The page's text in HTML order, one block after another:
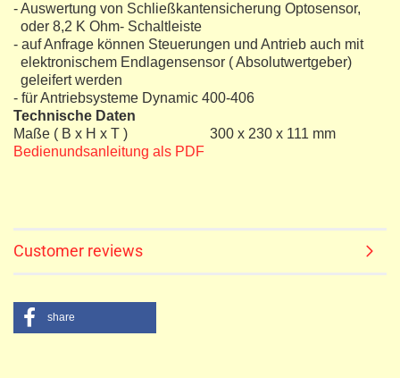
- Auswertung von Schließkantensicherung Optosensor,
oder 8,2 K Ohm- Schaltleiste
- auf Anfrage können Steuerungen und Antrieb auch mit
elektronischem Endlagensensor ( Absolutwertgeber)
geleifert werden
- für Antriebsysteme Dynamic 400-406
Technische Daten
Maße ( B x H x T ) 300 x 230 x 111 mm
Bedienundsanleitung als PDF
Customer reviews
share